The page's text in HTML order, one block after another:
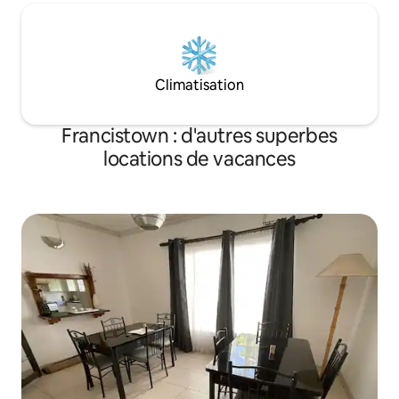
Climatisation
Francistown : d'autres superbes
locations de vacances